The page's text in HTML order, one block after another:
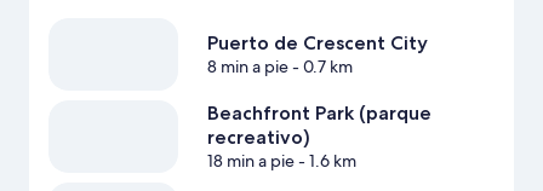
Puerto de Crescent City
8 min a pie- 0.7 km
Beachfront Park (parque
recreativo)
18 min a pie- 1.6 km